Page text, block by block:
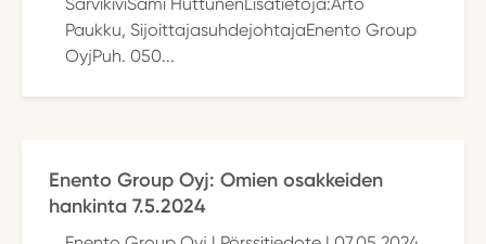
Paukku, SijoittajasuhdejohtajaEnento Group
OyjPuh. 050...
Enento Group Oyj: Omien osakkeiden
hankinta 7.5.2024